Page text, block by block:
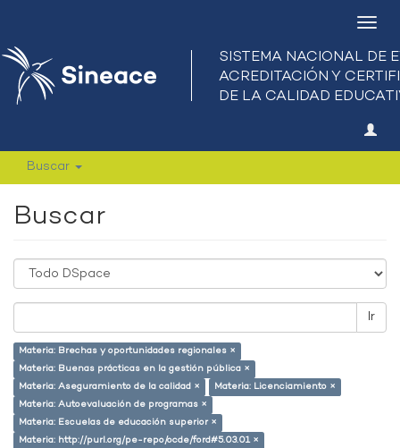
Buscar
Buscar
Ir
Materia: Brechas y oportunidades regionales ×
Materia: Buenas prácticas en la gestión pública ×
Materia: Aseguramiento de la calidad ×
Materia: Licenciamiento ×
Materia: Autoevaluación de programas ×
Materia: Escuelas de educación superior ×
Materia: http://purl.org/pe-repo/ocde/ford#5.03.01 ×